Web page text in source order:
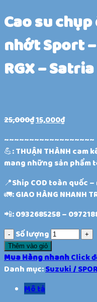
Cao su
nhớt Sport –
RGX – Satria
25,000₫15,000₫
~~~~~~~~~~~~~~~~~~
💪: THUẬN THÀNH
mang những sản phẩm
📍Ship COD toàn quốc
🚛: GIAO HÀNG NHANH
📲: 0932685258 –
Số lượng
Thêm vào giỏ
Mua Hàng nhanhClick
Danh mục:Suzuki /
Mô tả